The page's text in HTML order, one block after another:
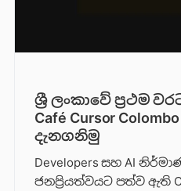
ශ්‍රී ලංකාවේ ප්‍රථම
Café Cursor
දැනගනිමු
Developers සහ AI
ජනප්‍රියත්වයට පත්ව ඇති